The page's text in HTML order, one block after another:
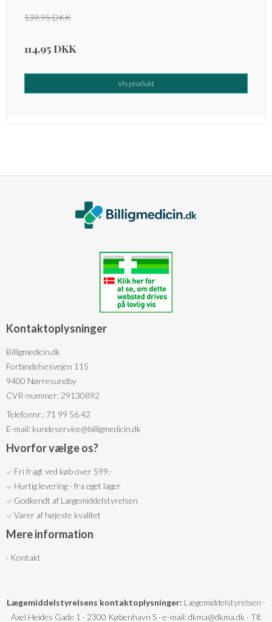
139,95 DKK
114,95 DKK
Vis produkt
Kontaktoplysninger
Billigmedicin.dk
Forbindelsesvejen 115
9400 Nørresundby
CVR-nummer: 29130892
Telefonnr.: 71 99 56 42
E-mail: kundeservice@billigmedicin.dk
Hvorfor vælge os?
Fri fragt ved køb over 599,-
Hurtig levering - fra eget lager
Godkendt af Lægemiddelstyrelsen
Varer af højeste kvalitet
Mere information
Kontakt
Lægemiddelstyrelsens kontaktoplysninger: Lægemiddelstyrelsen ·
Axel Heides Gade 1 · 2300 København S · e-mail: dkma@dkma.dk · Tlf.